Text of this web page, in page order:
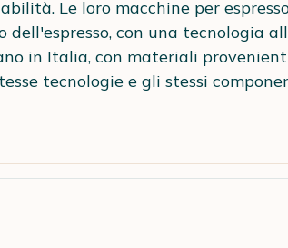
Le loro macchine per
dell'espresso, con una tecnologia
in Italia, con materiali
tecnologie e gli stessi